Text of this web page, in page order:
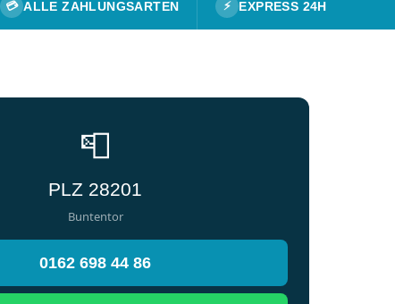
💳 ALLE ZAHLUNGSARTEN ⚡ EXPRESS 24H
📮
PLZ 28201
Buntentor
0162 698 44 86